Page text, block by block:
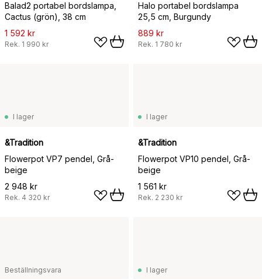
Balad2 portabel bordslampa,
Cactus (grön), 38 cm
1 592 kr
Rek. 1 990 kr
Halo portabel bordslampa
25,5 cm, Burgundy
889 kr
Rek. 1 780 kr
I lager
&Tradition
Flowerpot VP7 pendel, Grå-
beige
2 948 kr
Rek. 4 320 kr
I lager
&Tradition
Flowerpot VP10 pendel, Grå-
beige
1 561 kr
Rek. 2 230 kr
Beställningsvara I lager